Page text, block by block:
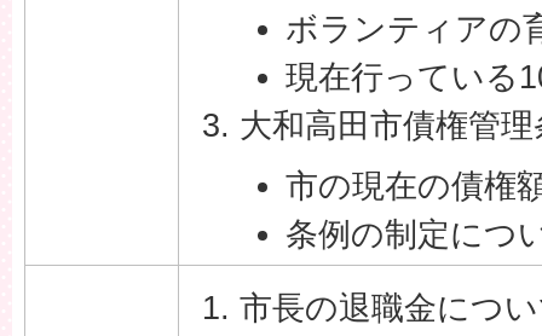
ボランティアの
現在行っている
大和高田市債権管
市の現在の債権
条例の制定につ
市長の退職金につ